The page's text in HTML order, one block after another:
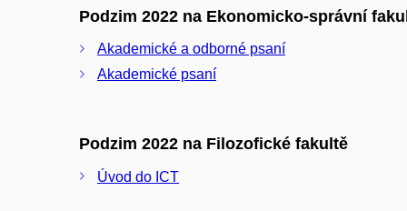
Podzim 2022 na Ekonomicko-správní
Akademické a odborné psaní
Akademické psaní
Podzim 2022 na Filozofické fakultě
Úvod do ICT